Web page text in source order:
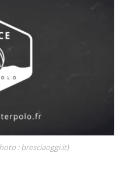
: bresciaoggi.it)